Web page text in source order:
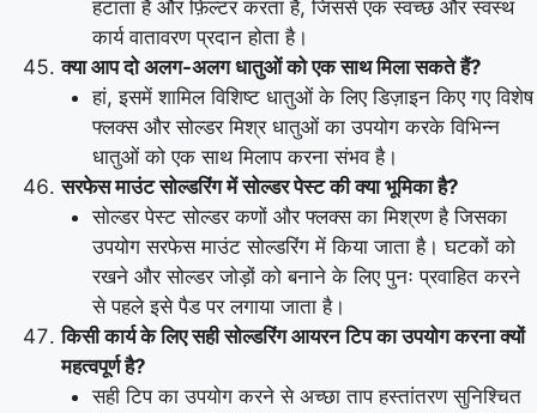
हटाता है और फ़िल्टर करता है, जिससे एक स्वच्छ और स्वस्थ
कार्य वातावरण प्रदान होता है।
क्या आप दो अलग-अलग धातुओं को एक साथ मिला सकते हैं?
हां, इसमें शामिल विशिष्ट धातुओं के लिए डिज़ाइन किए गए विशेष
फ्लक्स और सोल्डर मिश्र धातुओं का उपयोग करके विभिन्न
धातुओं को एक साथ मिलाप करना संभव है।
सरफेस माउंट सोल्डरिंग में सोल्डर पेस्ट की क्या भूमिका है?
सोल्डर पेस्ट सोल्डर कणों और फ्लक्स का मिश्रण है जिसका
उपयोग सरफेस माउंट सोल्डरिंग में किया जाता है। घटकों को
रखने और सोल्डर जोड़ों को बनाने के लिए पुनः प्रवाहित करने
से पहले इसे पैड पर लगाया जाता है।
किसी कार्य के लिए सही सोल्डरिंग आयरन टिप का उपयोग करना क्यों
महत्वपूर्ण है?
सही टिप का उपयोग करने से अच्छा ताप हस्तांतरण सुनिश्चित